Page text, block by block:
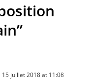
15 juillet 2018 at 11:08